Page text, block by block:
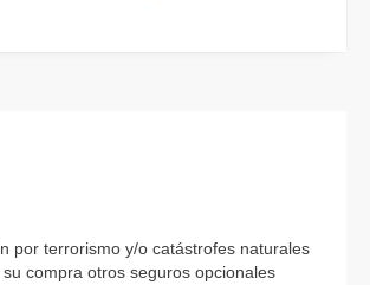
por terrorismo y/o catástrofes naturales
compra otros seguros opcionales